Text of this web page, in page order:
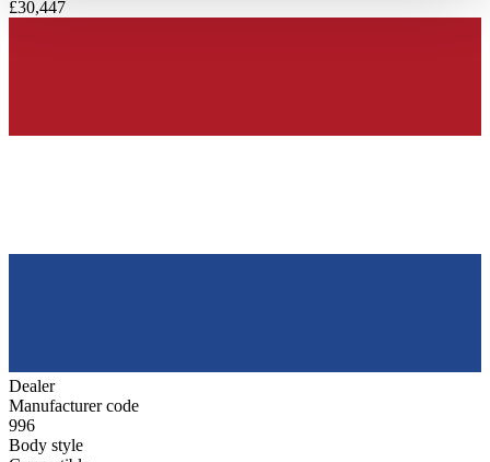
haben oder die sie im Rahmen Ihrer Nutzung der Dienste
£30,447
Dealer
Manufacturer code
996
Body style